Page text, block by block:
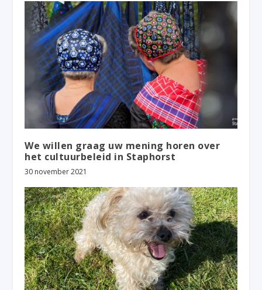
We willen graag uw mening horen over
het cultuurbeleid in Staphorst
30 november 2021